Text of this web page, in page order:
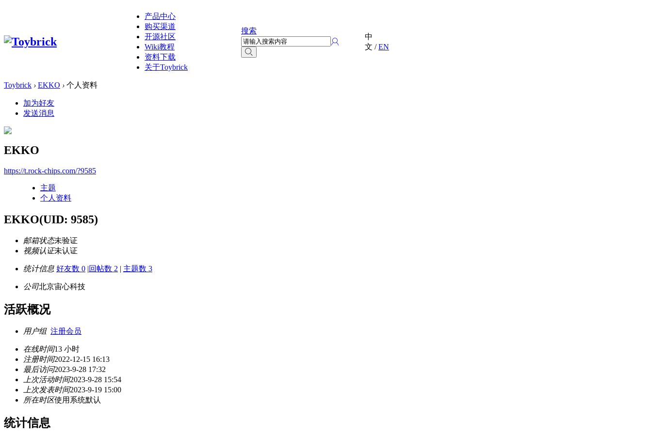
产品中心
购买渠道
开源社区
Wiki教程
资料下载
关于Toybrick
搜索
中
文 /EN
Toybrick › EKKO › 个人资料
加为好友
发送消息
EKKO
https://t.rock-chips.com/?9585
主题
个人资料
EKKO(UID: 9585)
邮箱状态未验证
视频认证未认证
统计信息 好友数 0 |回帖数 2 | 主题数 3
公司北京宙心科技
活跃概况
用户组 注册会员
在线时间13 小时
注册时间2022-12-15 16:13
最后访问2023-9-28 17:32
上次活动时间2023-9-28 15:54
上次发表时间2023-9-19 15:00
所在时区使用系统默认
统计信息